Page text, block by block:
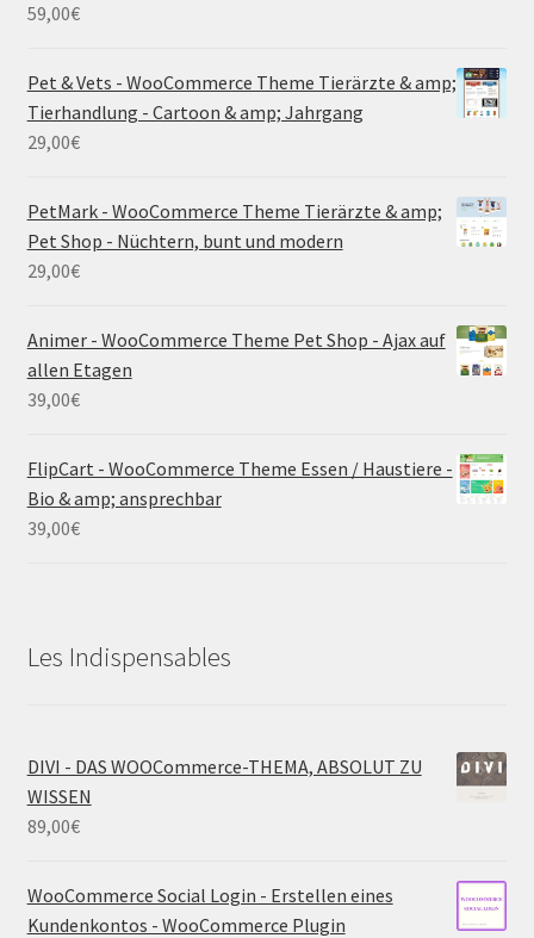
59,00€
Pet & Vets - WooCommerce Theme Tierärzte & amp;
Tierhandlung - Cartoon & amp; Jahrgang
29,00€
PetMark - WooCommerce Theme Tierärzte & amp;
Pet Shop - Nüchtern, bunt und modern
29,00€
Animer - WooCommerce Theme Pet Shop - Ajax auf
allen Etagen
39,00€
FlipCart - WooCommerce Theme Essen / Haustiere -
Bio & amp; ansprechbar
39,00€
Les Indispensables
DIVI - DAS WOOCommerce-THEMA, ABSOLUT ZU
WISSEN
89,00€
WooCommerce Social Login - Erstellen eines
Kundenkontos - WooCommerce Plugin